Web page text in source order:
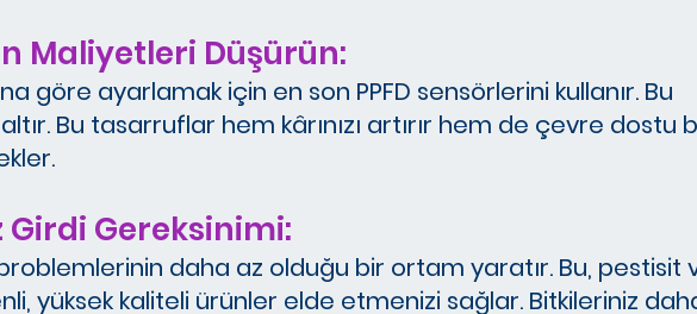
Maliyetleri Düşürün:
göre ayarlamak için en son PPFD sensörlerini kullanır. Bu
Bu tasarruflar hem kârınızı artırır hem de çevre dostu
Girdi Gereksinimi:
problemlerinin daha az olduğu bir ortam yaratır. Bu, pestisit
yüksek kaliteli ürünler elde etmenizi sağlar. Bitkileriniz